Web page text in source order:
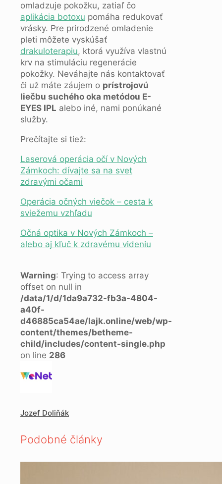
omladzuje pokožku, zatiaľ čo
aplikácia botoxu pomáha redukovať
vrásky. Pre prirodzené omladenie
pleti môžete vyskúšať
drakuloterapiu, ktorá využíva vlastnú
krv na stimuláciu regenerácie
pokožky. Neváhajte nás kontaktovať
či už máte záujem o prístrojovú
liečbu suchého oka metódou E-
EYES IPL alebo iné, nami ponúkané
služby.
Prečítajte si tiež:
Laserová operácia očí v Nových
Zámkoch: dívajte sa na svet
zdravými očami
Operácia očných viečok – cesta k
sviežemu vzhľadu
Očná optika v Nových Zámkoch –
alebo aj kľuč k zdravému videniu
Warning: Trying to access array
offset on null in
/data/1/d/1da9a732-fb3a-4804-
a40f-
d46885ca54ae/lajk.online/web/wp-
content/themes/betheme-
child/includes/content-single.php
on line 286
Jozef Doliňák
Podobné články